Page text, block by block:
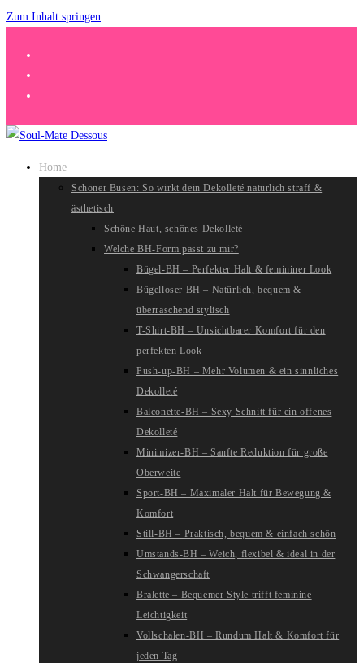
Zum Inhalt springen
Home
Schöner Busen: So wirkt dein Dekolleté natürlich straff &
ästhetisch
Schöne Haut, schönes Dekolleté
Welche BH-Form passt zu mir?
Bügel-BH – Perfekter Halt & femininer Look
Bügelloser BH – Natürlich, bequem &
überraschend stylisch
T-Shirt-BH – Unsichtbarer Komfort für den
perfekten Look
Push-up-BH – Mehr Volumen & ein sinnliches
Dekolleté
Balconette-BH – Sexy Schnitt für ein offenes
Dekolleté
Minimizer-BH – Sanfte Reduktion für große
Oberweite
Sport-BH – Maximaler Halt für Bewegung &
Komfort
Still-BH – Praktisch, bequem & einfach schön
Umstands-BH – Weich, flexibel & ideal in der
Schwangerschaft
Bralette – Bequemer Style trifft feminine
Leichtigkeit
Vollschalen-BH – Rundum Halt & Komfort für
jeden Tag